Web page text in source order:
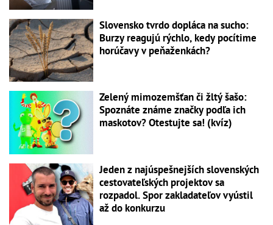
Slovensko tvrdo dopláca na sucho:
Burzy reagujú rýchlo, kedy pocítime
horúčavy v peňaženkách?
Zelený mimozemšťan či žltý šašo:
Spoznáte známe značky podľa ich
maskotov? Otestujte sa! (kvíz)
Jeden z najúspešnejších slovenských
cestovateľských projektov sa
rozpadol. Spor zakladateľov vyústil
až do konkurzu